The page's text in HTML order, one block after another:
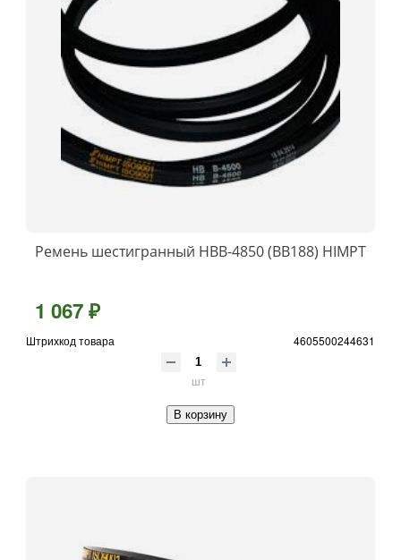
Ремень шестигранный НВВ-4850 (BB188) HIMPT
1 067 ₽
Штрихкод товара 4605500244631
шт
В корзину